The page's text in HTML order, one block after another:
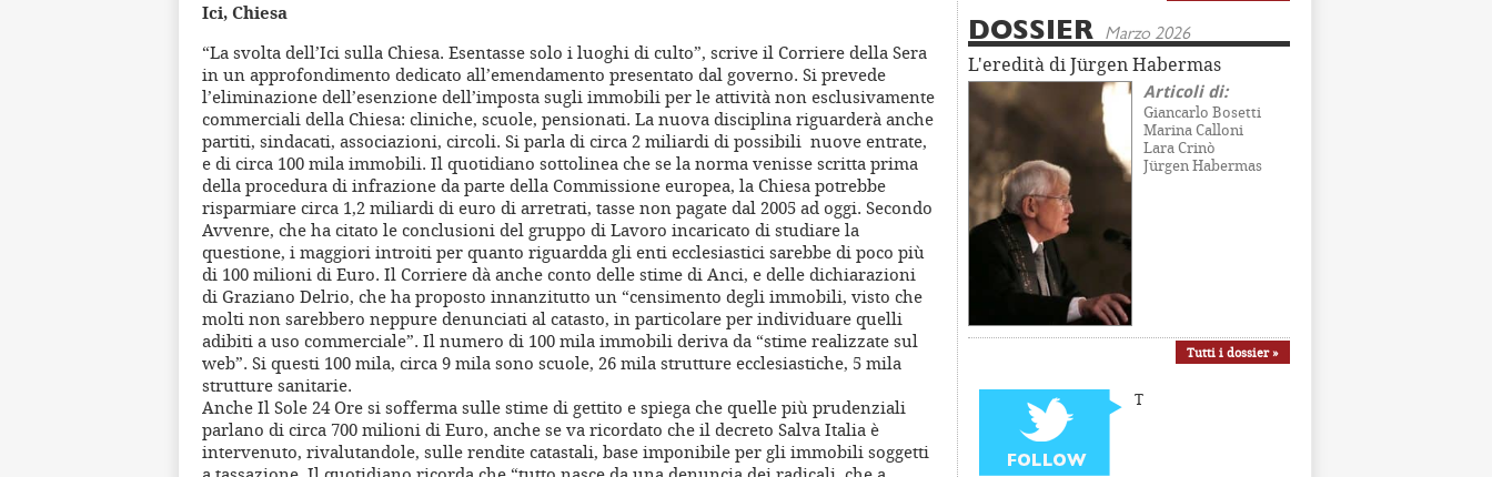
Ici, Chiesa
“La svolta dell’Ici sulla Chiesa. Esentasse solo i luoghi di culto”, scrive il Corriere della Sera
in un approfondimento dedicato all’emendamento presentato dal governo. Si prevede
l’eliminazione dell’esenzione dell’imposta sugli immobili per le attività non esclusivamente
commerciali della Chiesa: cliniche, scuole, pensionati. La nuova disciplina riguarderà anche
partiti, sindacati, associazioni, circoli. Si parla di circa 2 miliardi di possibili nuove entrate,
e di circa 100 mila immobili. Il quotidiano sottolinea che se la norma venisse scritta prima
della procedura di infrazione da parte della Commissione europea, la Chiesa potrebbe
risparmiare circa 1,2 miliardi di euro di arretrati, tasse non pagate dal 2005 ad oggi. Secondo
Avvenre, che ha citato le conclusioni del gruppo di Lavoro incaricato di studiare la
questione, i maggiori introiti per quanto riguardda gli enti ecclesiastici sarebbe di poco più
di 100 milioni di Euro. Il Corriere dà anche conto delle stime di Anci, e delle dichiarazioni
di Graziano Delrio, che ha proposto innanzitutto un “censimento degli immobili, visto che
molti non sarebbero neppure denunciati al catasto, in particolare per individuare quelli
adibiti a uso commerciale”. Il numero di 100 mila immobili deriva da “stime realizzate sul
web”. Si questi 100 mila, circa 9 mila sono scuole, 26 mila strutture ecclesiastiche, 5 mila
strutture sanitarie.
Anche Il Sole 24 Ore si sofferma sulle stime di gettito e spiega che quelle più prudenziali
parlano di circa 700 milioni di Euro, anche se va ricordato che il decreto Salva Italia è
intervenuto, rivalutandole, sulle rendite catastali, base imponibile per gli immobili soggetti
DOSSIER Marzo 2026
L'eredità di Jürgen Habermas
Articoli di:
Giancarlo Bosetti
Marina Calloni
Lara Crinò
Jürgen Habermas
Tutti i dossier »
T